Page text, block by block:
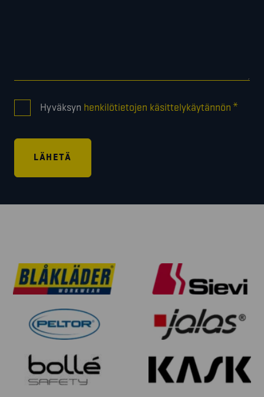
Hyväksyn henkilötietojen käsittelykäytännön *